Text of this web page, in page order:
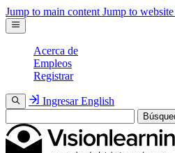
Jump to main content Jump to
Acerca de
Empleos
Registrar
Ingresar English